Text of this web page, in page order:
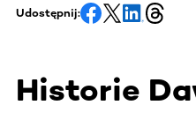
Udostępnij:
Historie